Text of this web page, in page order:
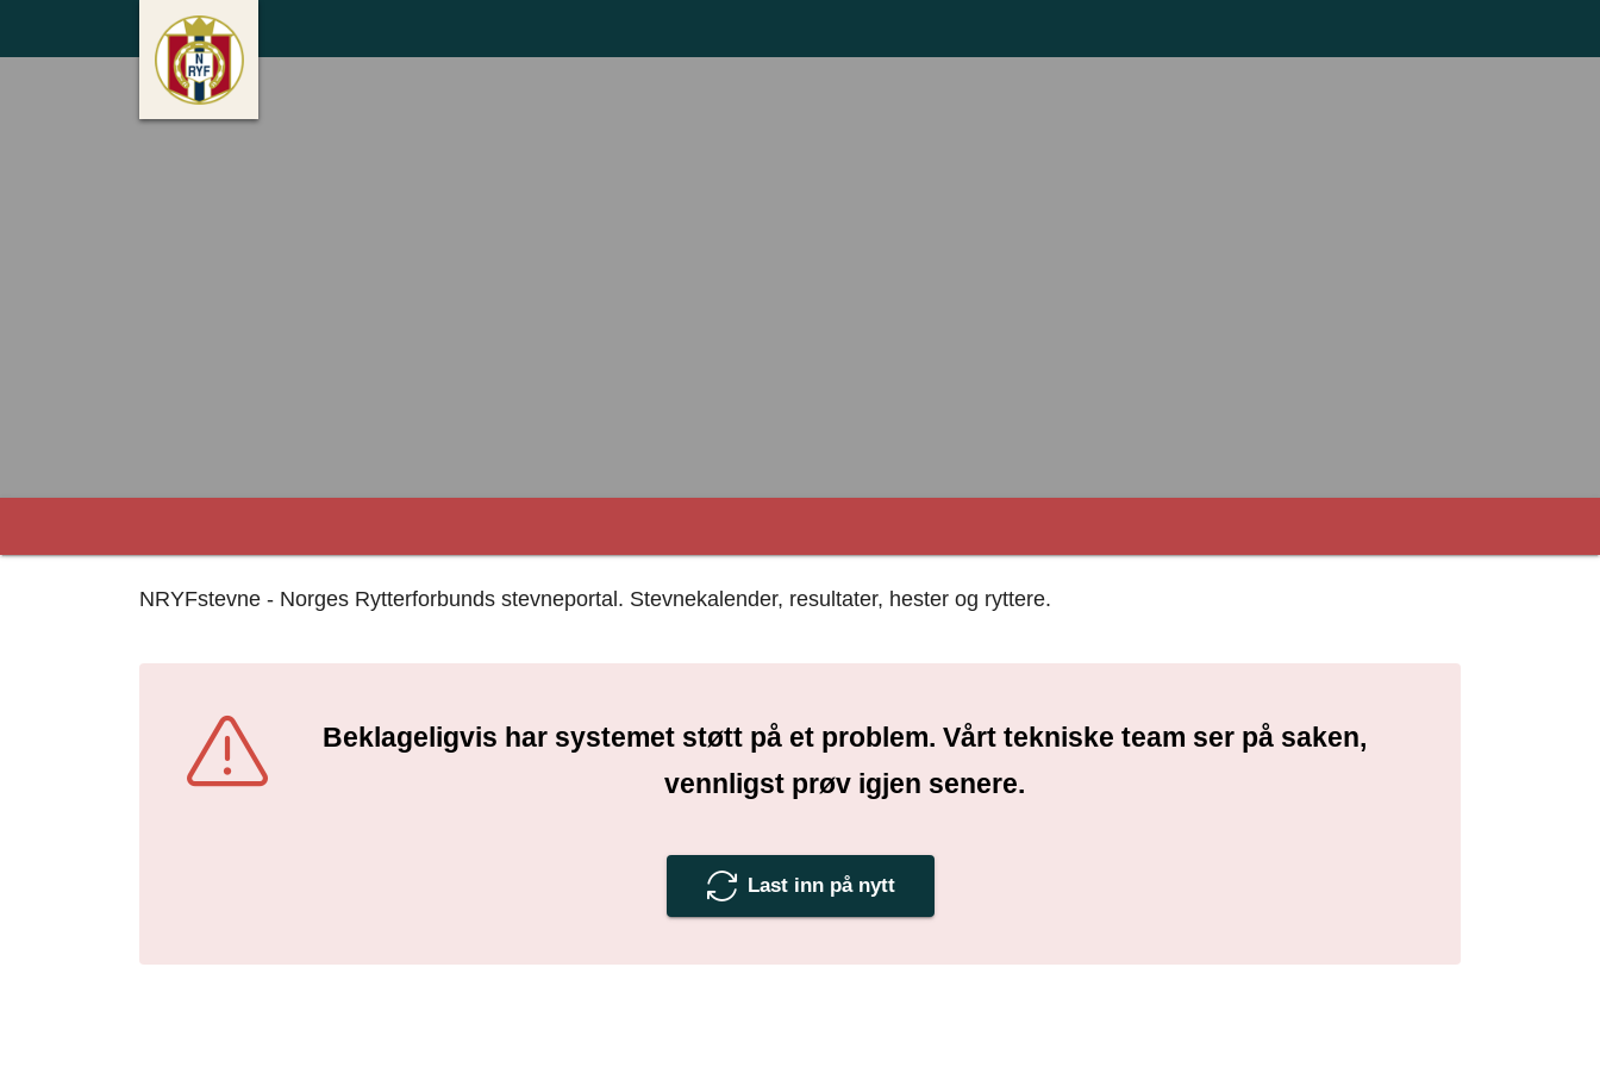
NRYFstevne - Norges Rytterforbunds stevneportal. Stevnekalender, resultater, hester og ryttere.
Beklageligvis har systemet støtt på et problem. Vårt tekniske team ser på saken,
vennligst prøv igjen senere.
Last inn på nytt